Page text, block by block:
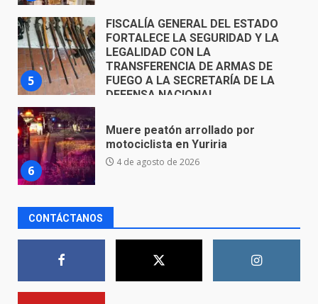
5 de agosto de 2026
6
Muere peatón arrollado por
motociclista en Yuriria
4 de agosto de 2026
7
Valle de Santiago despide a
José Antonio Villanueva
Cárdenas, “El Puma”
3 de agosto de 2026
7 de agosto de 2026
CONTÁCTANOS